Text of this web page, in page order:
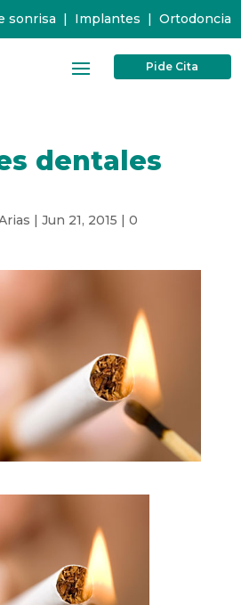
sonrisa | Implantes | Ortodoncia
Pide Cita
dentales
| Jun 21, 2015 | 0